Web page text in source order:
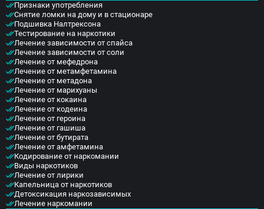
Признаки употребления
Снятие ломки на дому и в стационаре
Подшивка Налтрексона
Тестирование на наркотики
Лечение зависимости от спайса
Лечение зависимости от соли
Лечение от мефедрона
Лечение от метамфетамина
Лечение от метадона
Лечение от марихуаны
Лечение от кокаина
Лечение от кодеина
Лечение от героина
Лечение от гашиша
Лечение от бутирата
Лечение от амфетамина
Кодирование от наркомании
Виды наркотиков
Лечение от лирики
Капельница от наркотиков
Детоксикация наркозависимых
Лечение наркомании